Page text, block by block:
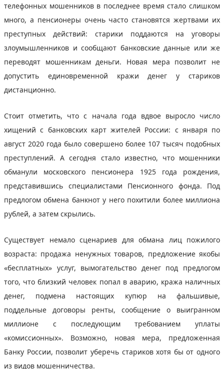
телефонных мошенников в последнее время стало слишком
много, а пенсионеры очень часто становятся жертвами их
преступных действий: старики поддаются на уговоры
злоумышленников и сообщают банковские данные или же
переводят мошенникам деньги. Новая мера позволит не
допустить единовременной кражи денег у стариков
дистанционно.
Стоит отметить, что с начала года вдвое выросло число
хищений с банковских карт жителей России: с января по
август 2020 года было совершено более 107 тысяч подобных
преступлений. А сегодня стало известно, что мошенники
обманули московского пенсионера 1925 года рождения,
представившись специалистами Пенсионного фонда. Под
предлогом обмена банкнот у него похитили более миллиона
рублей, а затем скрылись.
Существует немало сценариев для обмана лиц пожилого
возраста: продажа ненужных товаров, предложение якобы
«бесплатных» услуг, вымогательство денег под предлогом
того, что близкий человек попал в аварию, кража наличных
денег, подмена настоящих купюр на фальшивые,
поддельные договоры ренты, сообщение о выигранном
миллионе с последующим требованием уплаты
«комиссионных». Возможно, новая мера, предложенная
Банку России, позволит уберечь стариков хотя бы от одного
из видов мошенничества.